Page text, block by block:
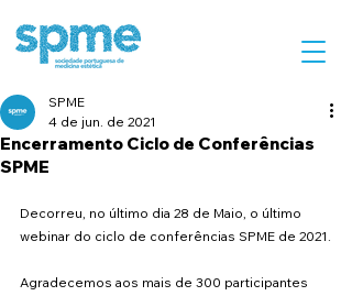
Encerramento Ciclo de Conferências
SPME
SPME
4 de jun. de 2021
Decorreu, no último dia 28 de Maio, o último
webinar do ciclo de conferências SPME de 2021.
Agradecemos aos mais de 300 participantes